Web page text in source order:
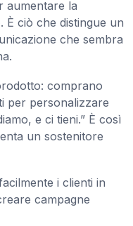
aumentare la
È ciò che distingue un
che sembra
comprano
per personalizzare
e ci tieni.” È così
un sostenitore
i clienti in
campagne